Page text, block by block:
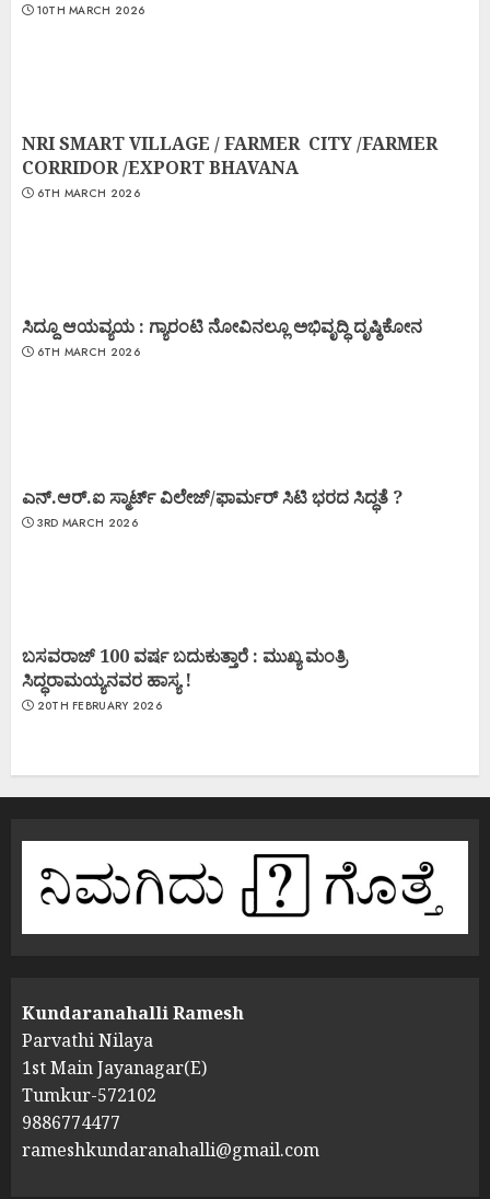
10TH MARCH 2026
NRI SMART VILLAGE / FARMER CITY /FARMER
CORRIDOR /EXPORT BHAVANA
6TH MARCH 2026
ಸಿದ್ದೂ ಆಯವ್ಯಯ : ಗ್ಯಾರಂಟಿ ನೋವಿನಲ್ಲೂ ಅಭಿವೃದ್ಧಿ ದೃಷ್ಠಿಕೋನ
6TH MARCH 2026
ಎನ್.ಆರ್.ಐ ಸ್ಮಾರ್ಟ್ ವಿಲೇಜ್/ಫಾರ್ಮರ್ ಸಿಟಿ ಭರದ ಸಿದ್ಧತೆ ?
3RD MARCH 2026
ಬಸವರಾಜ್ 100 ವರ್ಷ ಬದುಕುತ್ತಾರೆ : ಮುಖ್ಯ ಮಂತ್ರಿ
ಸಿದ್ಧರಾಮಯ್ಯನವರ ಹಾಸ್ಯ !
20TH FEBRUARY 2026
Kundaranahalli Ramesh
Parvathi Nilaya
1st Main Jayanagar(E)
Tumkur-572102
9886774477
rameshkundaranahalli@gmail.com